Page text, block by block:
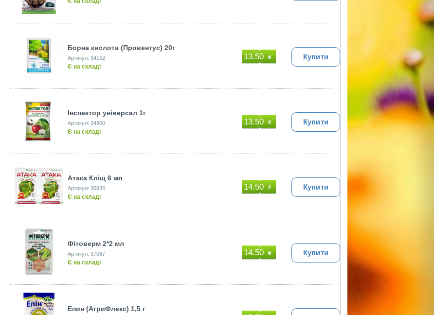
Борна кислота (Провентус) 20г
Артикул: 34152
Є на складі
13.50 ₴ Купити
Інспектор універсал 1г
Артикул: 34800
Є на складі
13.50 ₴ Купити
Атака Клiщ 6 мл
Артикул: 36936
Є на складі
14.50 ₴ Купити
Фiтоверм 2*2 мл
Артикул: 37087
Є на складі
14.50 ₴ Купити
Епин (АгриФлекс) 1,5 г